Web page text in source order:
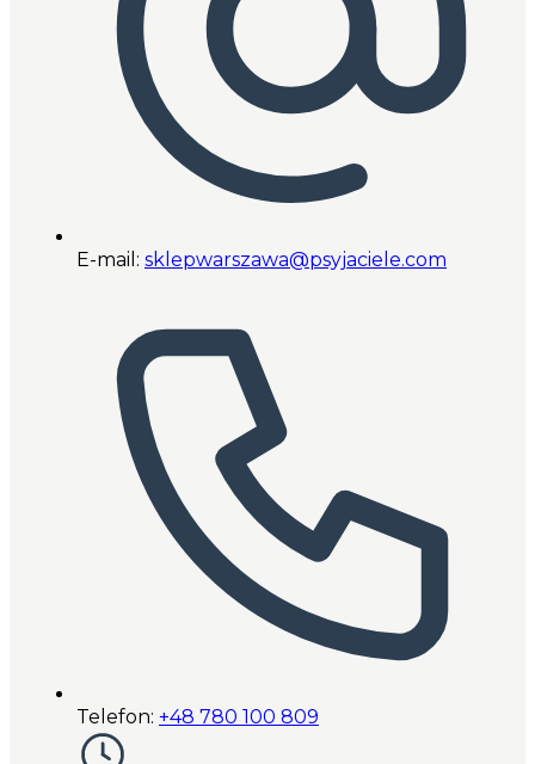
E-mail: sklepwarszawa@psyjaciele.com
Telefon: +48 780 100 809